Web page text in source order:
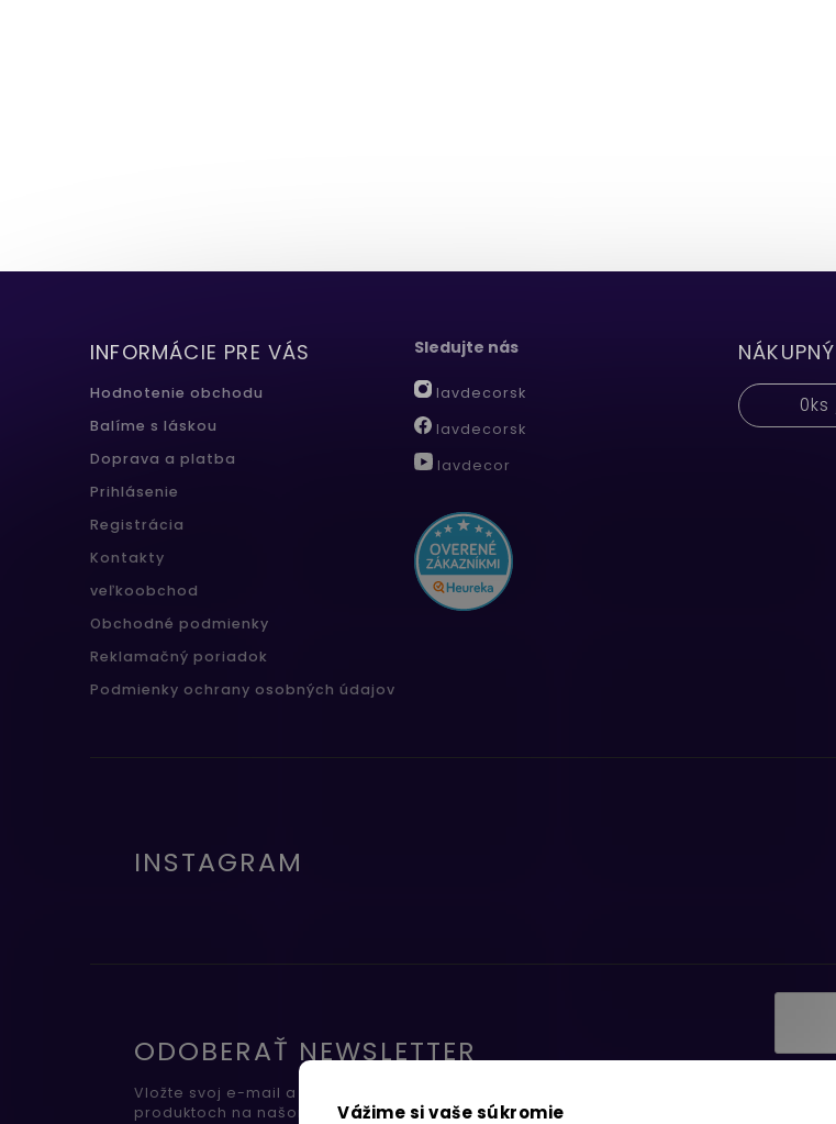
Vážime si vaše súkromie
INFORMÁCIE PRE VÁS
Hodnotenie obchodu
Balíme s láskou
Doprava a platba
Prihlásenie
Registrácia
Kontakty
veľkoobchod
Obchodné podmienky
Reklamačný poriadok
Podmienky ochrany osobných údajov
Sledujte nás
lavdecorsk
lavdecorsk
lavdecor
0ks
INSTAGRAM
ODOBERAŤ NEWSLETTER
Vložte svoj e-mail a my Vám budeme zasielať informácie o nových
produktoch na našom e-shope.